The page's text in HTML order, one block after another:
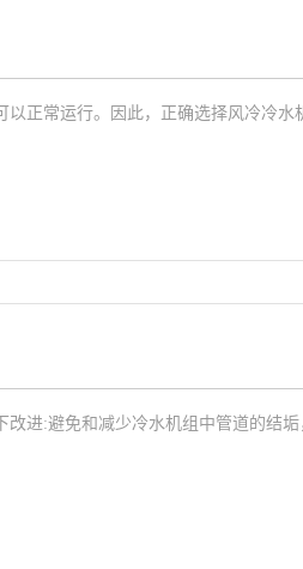
正常运行。因此，正确选择风冷冷
进:避免和减少冷水机组中管道的结